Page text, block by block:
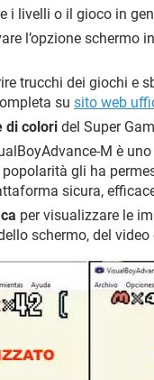
i livelli o il gioco in
l’opzione schermo
trucchi dei giochi e
su sito web
di colori del Super
M è
gli ha
sicura,
per visualizzare le
schermo, del video